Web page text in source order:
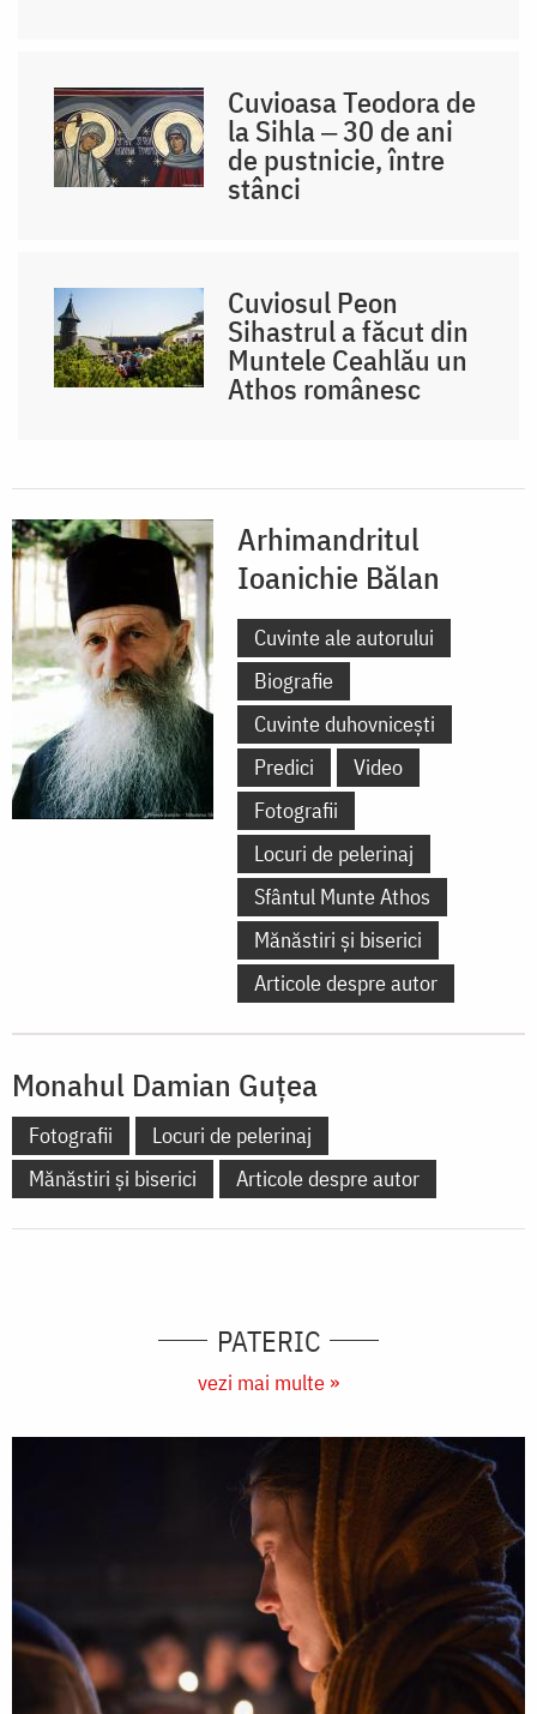
Cuvioasa Teodora de
la Sihla ‒ 30 de ani
de pustnicie, între
stânci
Cuviosul Peon
Sihastrul a făcut din
Muntele Ceahlău un
Athos românesc
Arhimandritul
Ioanichie Bălan
Cuvinte ale autorului
Biografie
Cuvinte duhovnicești
Predici
Video
Fotografii
Locuri de pelerinaj
Sfântul Munte Athos
Mănăstiri și biserici
Articole despre autor
Monahul Damian Guţea
Fotografii
Locuri de pelerinaj
Mănăstiri și biserici
Articole despre autor
PATERIC
vezi mai multe »